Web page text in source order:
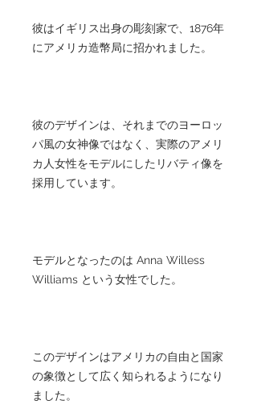
彼はイギリス出身の彫刻家で、1876年
にアメリカ造幣局に招かれました。
彼のデザインは、それまでのヨーロッ
パ風の女神像ではなく、実際のアメリ
カ人女性をモデルにしたリバティ像を
採用しています。
モデルとなったのは Anna Willess
Williams という女性でした。
このデザインはアメリカの自由と国家
の象徴として広く知られるようになり
ました。